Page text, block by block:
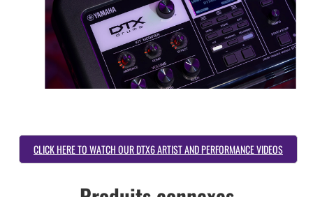
CLICK HERE TO WATCH OUR DTX6 ARTIST AND PERFORMANCE VIDEOS